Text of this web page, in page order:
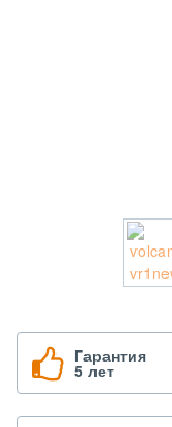
Гарантия
5 лет